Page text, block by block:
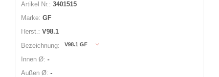
Artikel Nr.: 3401515
Marke: GF
Herst.: V98.1
Bezeichnung:
V98.1 GF
Innen Ø: -
Außen Ø: -